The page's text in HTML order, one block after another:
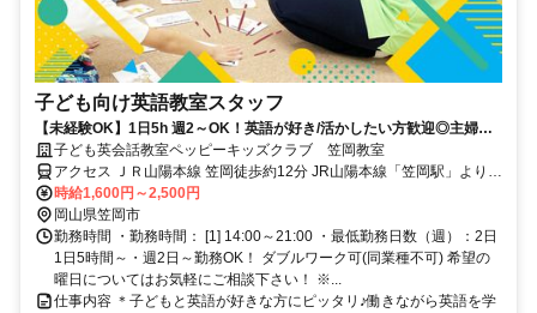
子ども向け英語教室スタッフ
【未経験OK】1日5h 週2～OK！英語が好き/活かしたい方歓迎◎主婦
(夫)/学生も活躍中！
子ども英会話教室ペッピーキッズクラブ 笠岡教室
アクセス ＪＲ山陽本線 笠岡徒歩約12分 JR山陽本線「笠岡駅」より徒
歩13分 ／近隣教室への勤務も応相談 ※屋内禁煙
時給1,600円～2,500円
岡山県笠岡市
勤務時間 ・勤務時間： [1] 14:00～21:00 ・最低勤務日数（週）：2日
1日5時間～・週2日～勤務OK！ ダブルワーク可(同業種不可) 希望の
曜日についてはお気軽にご相談下さい！ ※...
仕事内容 ＊子どもと英語が好きな方にピッタリ♪働きながら英語を学